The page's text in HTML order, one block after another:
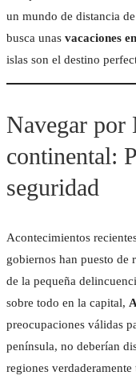
un mundo de distancia
busca unas vacaciones
islas son el destino
Navegar por
continental:
seguridad
Acontecimientos
gobiernos han puesto de
de la pequeña
sobre todo en la capital,
preocupaciones válidas
península, no deberían
regiones